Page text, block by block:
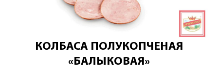
КОЛБАСА ПОЛУКОПЧЕНАЯ
«БАЛЫКОВАЯ»